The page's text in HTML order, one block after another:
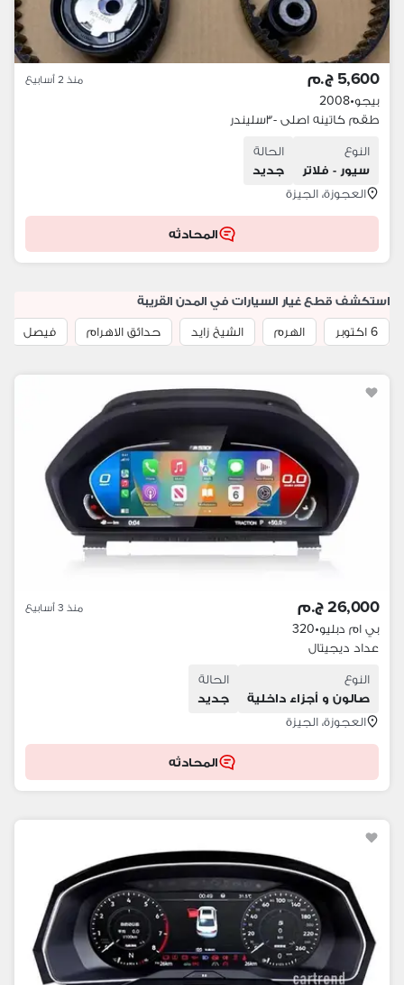
5,600 ج.م منذ 2 أسابيع
بيجو•
2008
طقم كاتينه اصلى -٣سليندر
النوع
سيور - فلاتر
الحالة
جديد
العجوزة، الجيزة
المحادثه
استكشف قطع غيار السيارات في المدن القريبة
6 اكتوبر
الهرم الشيخ زايد حدائق الاهرام فيصل
26,000 ج.م منذ 3 أسابيع
بي ام دبليو•
320
عداد ديجيتال
النوع
صالون و أجزاء داخلية
الحالة
جديد
العجوزة، الجيزة
المحادثه